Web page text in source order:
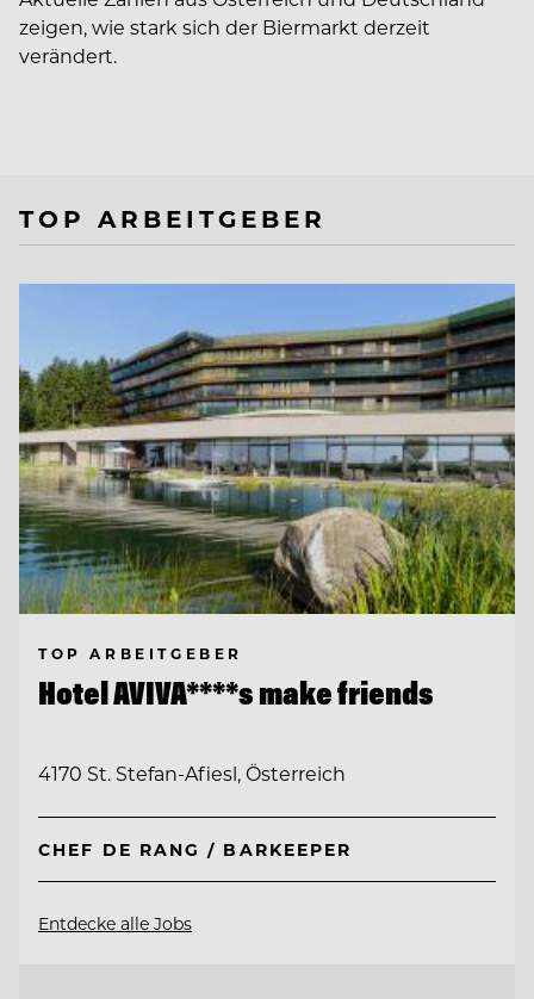
zeigen, wie stark sich der Biermarkt derzeit
verändert.
TOP ARBEITGEBER
TOP ARBEITGEBER
Hotel AVIVA****s make friends
4170 St. Stefan-Afiesl, Österreich
CHEF DE RANG / BARKEEPER
Entdecke alle Jobs